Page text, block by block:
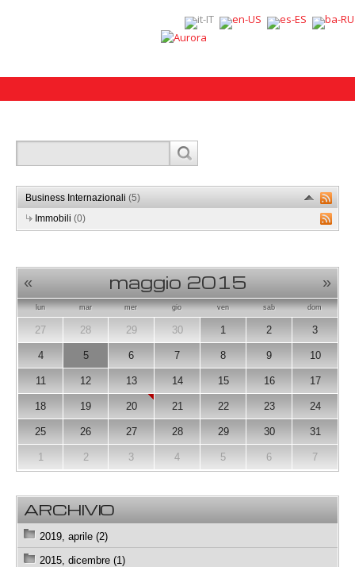
Business Internazionali (5)
Immobili (0)
« maggio 2015 »
lun mar mer gio ven sab dom
27 28 29 30 1 2 3
4 5 6 7 8 9 10
11 12 13 14 15 16 17
18 19 20 21 22 23 24
25 26 27 28 29 30 31
1 2 3 4 5 6 7
ARCHIVIO
2019, aprile (2)
2015, dicembre (1)